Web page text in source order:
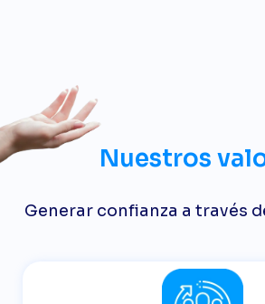
​​Nuestros
Generar confianza a través